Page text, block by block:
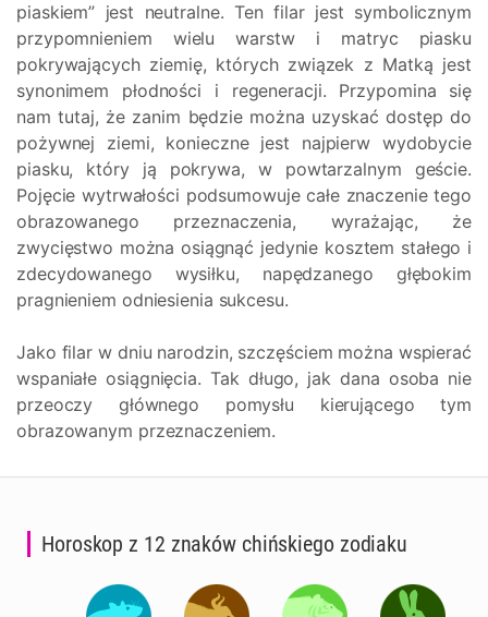
piaskiem” jest neutralne. Ten filar jest symbolicznym
przypomnieniem wielu warstw i matryc piasku
pokrywających ziemię, których związek z Matką jest
synonimem płodności i regeneracji. Przypomina się
nam tutaj, że zanim będzie można uzyskać dostęp do
pożywnej ziemi, konieczne jest najpierw wydobycie
piasku, który ją pokrywa, w powtarzalnym geście.
Pojęcie wytrwałości podsumowuje całe znaczenie tego
obrazowanego przeznaczenia, wyrażając, że
zwycięstwo można osiągnąć jedynie kosztem stałego i
zdecydowanego wysiłku, napędzanego głębokim
pragnieniem odniesienia sukcesu.
Jako filar w dniu narodzin, szczęściem można wspierać
wspaniałe osiągnięcia. Tak długo, jak dana osoba nie
przeoczy głównego pomysłu kierującego tym
obrazowanym przeznaczeniem.
Horoskop z 12 znaków chińskiego zodiaku